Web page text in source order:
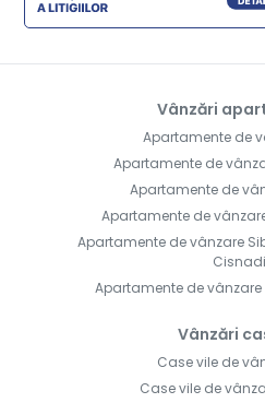
Vânzări
Apartamente de
Apartamente de
Apartamente de
Apartamente de
Apartamente de vânzare
Apartamente de vânzare
Vânzări
Case vile de
Case vile de